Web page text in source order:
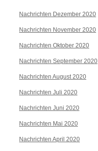
Nachrichten Dezember 2020
Nachrichten November 2020
Nachrichten Oktober 2020
Nachrichten September 2020
Nachrichten August 2020
Nachrichten Juli 2020
Nachrichten Juni 2020
Nachrichten Mai 2020
Nachrichten April 2020